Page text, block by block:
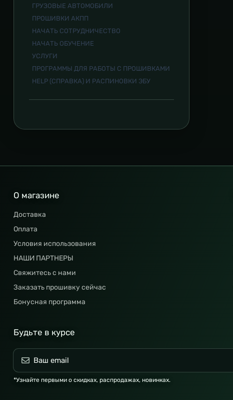
ГРУЗОВЫЕ АВТОМОБИЛИ
ПРОШИВКИ АКПП
НАЧАТЬ СОТРУДНИЧЕСТВО
НАЧАТЬ ОБУЧЕНИЕ
УСЛУГИ
ПРОГРАММЫ ДЛЯ РАБОТЫ С ПРОШИВКАМИ
HELP (СПРАВКА) И РАСПИНОВКИ ЭБУ
О магазине
Доставка
Оплата
Условия использования
НАШИ ПАРТНЕРЫ
Свяжитесь с нами
Заказать прошивку сейчас
Бонусная программа
Будьте в курсе
*Узнайте первыми о скидках, распродажах, новинках.